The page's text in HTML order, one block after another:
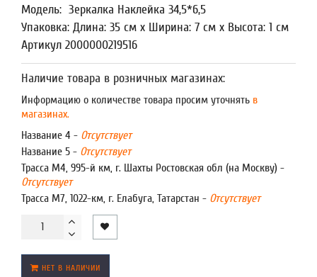
Модель: Зеркалка Наклейка 34,5*6,5
Упаковка: Длина: 35 см x Ширина: 7 см x Высота: 1 см
Артикул 2000000219516
Наличие товара в розничных магазинах:
Информацию о количестве товара просим уточнять в
магазинах.
Название 4 - Отсутствует
Название 5 - Отсутствует
Трасса М4, 995-й км, г. Шахты Ростовская обл (на Москву) -
Отсутствует
Трасса М7, 1022-км, г. Елабуга, Татарстан - Отсутствует
НЕТ В НАЛИЧИИ